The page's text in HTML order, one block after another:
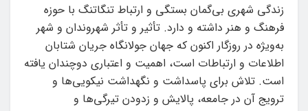
زندگی شهری بی‌گمان بستگی و ارتباط تنگاتنگ با حوزه
فرهنگ و هنر داشته و دارد. تأثیر و تأثر شهروندان و شهر
به‌ویژه در روزگار اکنون که جهان جولانگاه جریان شتابان
اطلاعات و ارتباطات است، اهمیت و اعتباری دوچندان یافته
است. تلاش برای پاسداشت و نگهداشت نیکویی‌ها و
ترویج آن در جامعه، پالایش و زدودن تیرگی‌ها و